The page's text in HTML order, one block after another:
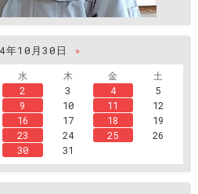
年10月30日
»
水 木 金
土
2 3 4
5
9 10 11
12
16 17 18
19
23 24 25
26
30 31